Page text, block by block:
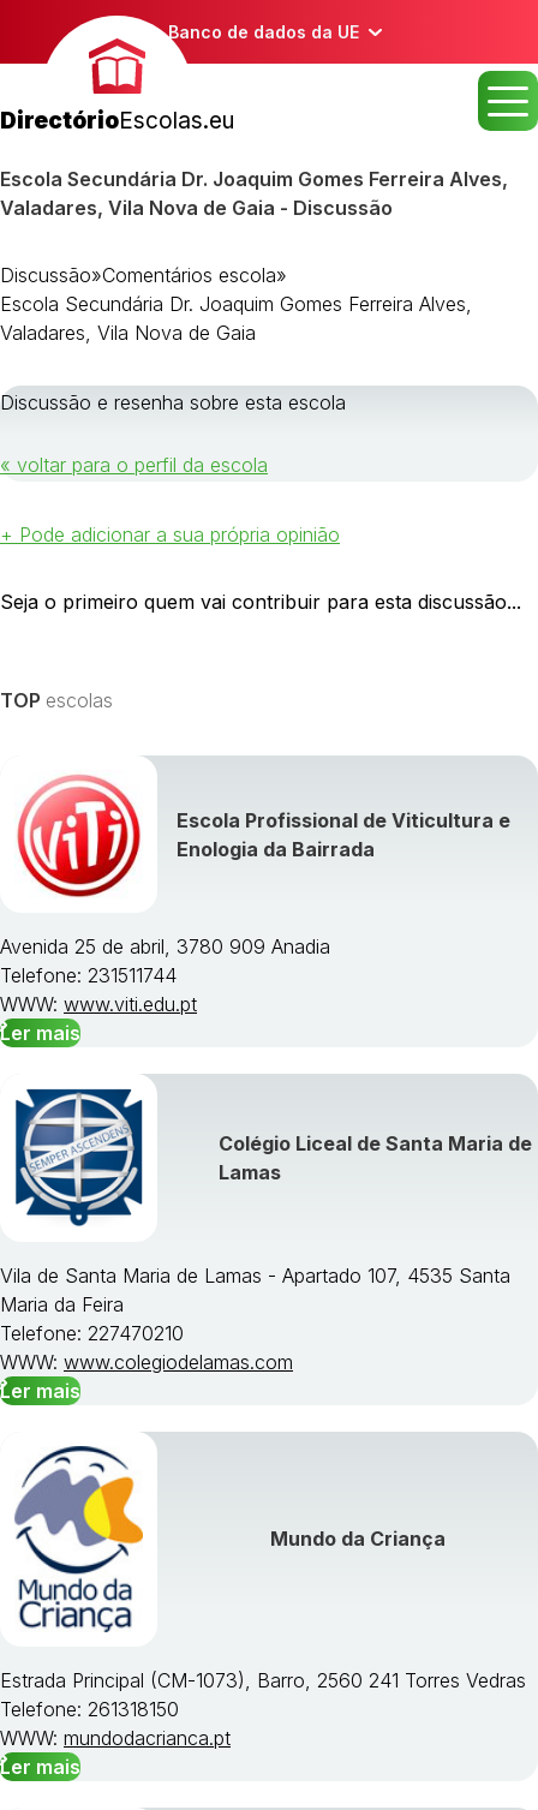
Banco de dados da UE
DirectórioEscolas.eu
Escola Secundária Dr. Joaquim Gomes Ferreira Alves,
Valadares, Vila Nova de Gaia - Discussão
Discussão»Comentários escola»
Escola Secundária Dr. Joaquim Gomes Ferreira Alves,
Valadares, Vila Nova de Gaia
Discussão e resenha sobre esta escola
« voltar para o perfil da escola
+ Pode adicionar a sua própria opinião
Seja o primeiro quem vai contribuir para esta discussão...
TOP escolas
Escola Profissional de Viticultura e
Enologia da Bairrada
Avenida 25 de abril, 3780 909 Anadia
Telefone: 231511744
WWW: www.viti.edu.pt
Ler mais
Colégio Liceal de Santa Maria de
Lamas
Vila de Santa Maria de Lamas - Apartado 107, 4535 Santa
Maria da Feira
Telefone: 227470210
WWW: www.colegiodelamas.com
Ler mais
Mundo da Criança
Estrada Principal (CM-1073), Barro, 2560 241 Torres Vedras
Telefone: 261318150
WWW: mundodacrianca.pt
Ler mais